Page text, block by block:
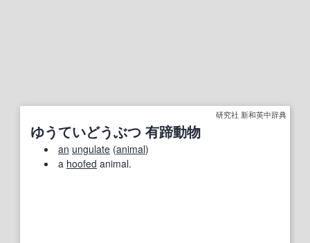
研究社 新和英中辞典
ゆうていどうぶつ 有蹄動物
an ungulate (animal)
a hoofed animal.